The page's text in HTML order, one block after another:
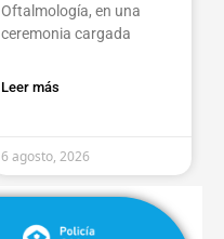
Oftalmología, en una
ceremonia cargada
Leer más
6 agosto, 2026